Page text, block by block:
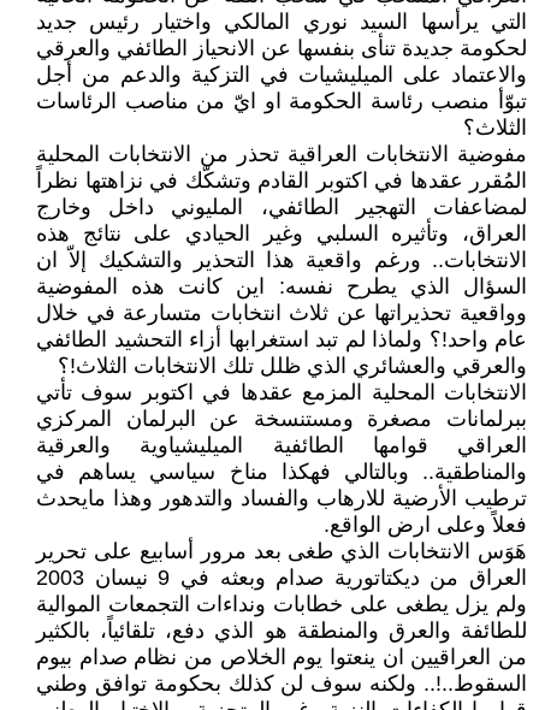
التي يرأسها السيد نوري المالكي واختيار رئيس جديد
لحكومة جديدة تنأى بنفسها عن الانحياز الطائفي والعرقي
والاعتماد على الميليشيات في التزكية والدعم من أجل
تبوّأ منصب رئاسة الحكومة او ايّ من مناصب الرئاسات
الثلاث؟
مفوضية الانتخابات العراقية تحذر من الانتخابات المحلية
المُقرر عقدها في اكتوبر القادم وتشكّك في نزاهتها نظراً
لمضاعفات التهجير الطائفي، المليوني داخل وخارج
العراق، وتأثيره السلبي وغير الحيادي على نتائج هذه
الانتخابات.. ورغم واقعية هذا التحذير والتشكيك إلاّ ان
السؤال الذي يطرح نفسه: اين كانت هذه المفوضية
وواقعية تحذيراتها عن ثلاث انتخابات متسارعة في خلال
عام واحد!؟ ولماذا لم تبد استغرابها أزاء التحشيد الطائفي
والعرقي والعشائري الذي ظلل تلك الانتخابات الثلاث!؟
الانتخابات المحلية المزمع عقدها في اكتوبر سوف تأتي
ببرلمانات مصغرة ومستنسخة عن البرلمان المركزي
العراقي قوامها الطائفية الميليشياوية والعرقية
والمناطقية.. وبالتالي فهكذا مناخ سياسي يساهم في
ترطيب الأرضية للارهاب والفساد والتدهور وهذا مايحدث
فعلاً وعلى ارض الواقع.
هَوَس الانتخابات الذي طغى بعد مرور أسابيع على تحرير
العراق من ديكتاتورية صدام وبعثه في 9 نيسان 2003
ولم يزل يطغى على خطابات ونداءات التجمعات الموالية
للطائفة والعرق والمنطقة هو الذي دفع، تلقائياً، بالكثير
من العراقيين ان ينعتوا يوم الخلاص من نظام صدام بيوم
السقوط..!.. ولكنه سوف لن كذلك بحكومة توافق وطني